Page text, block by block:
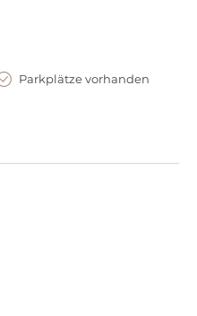
Parkplätze vorhanden